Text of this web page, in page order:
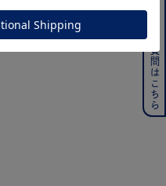
Viewer よくある質問はこちら